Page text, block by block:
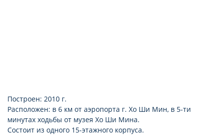
Построен: 2010 г.
Расположен: в 6 км от аэропорта г. Хо Ши Мин, в 5-ти
минутах ходьбы от музея Хо Ши Мина.
Состоит из одного 15-этажного корпуса.